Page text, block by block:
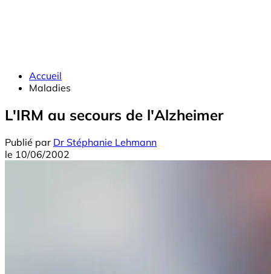
Accueil
Maladies
L'IRM au secours de l'Alzheimer
Publié par Dr Stéphanie Lehmann
le 10/06/2002